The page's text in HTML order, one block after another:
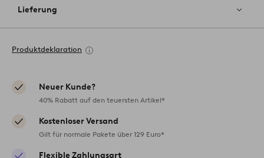
Lieferung
Produktdeklaration
Neuer Kunde?
40% Rabatt auf den teuersten Artikel*
Kostenloser Versand
Gilt für normale Pakete über 129 Euro*
Flexible Zahlungsart